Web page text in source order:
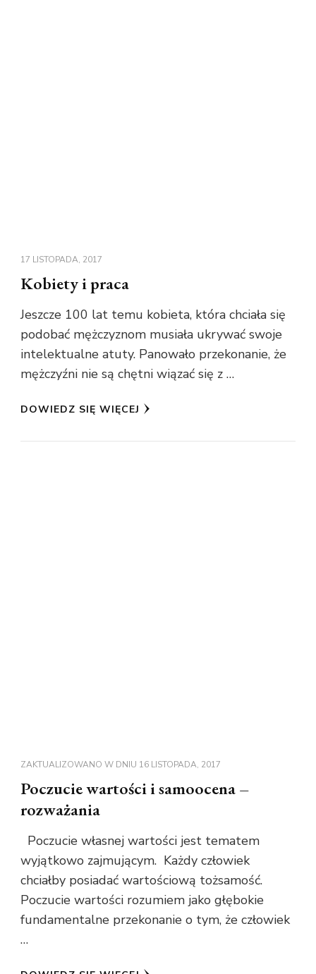
17 LISTOPADA, 2017
Kobiety i praca
Jeszcze 100 lat temu kobieta, która chciała się
podobać mężczyznom musiała ukrywać swoje
intelektualne atuty. Panowało przekonanie, że
mężczyźni nie są chętni wiązać się z …
DOWIEDZ SIĘ WIĘCEJ
ZAKTUALIZOWANO W DNIU 16 LISTOPADA, 2017
Poczucie wartości i samoocena –
rozważania
Poczucie własnej wartości jest tematem
wyjątkowo zajmującym. Każdy człowiek
chciałby posiadać wartościową tożsamość.
Poczucie wartości rozumiem jako głębokie
fundamentalne przekonanie o tym, że człowiek
…